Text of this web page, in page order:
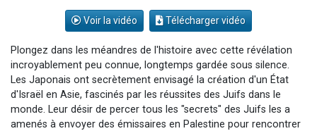
Voir la vidéo Télécharger vidéo
Plongez dans les méandres de l'histoire avec cette révélation
incroyablement peu connue, longtemps gardée sous silence.
Les Japonais ont secrètement envisagé la création d'un État
d'Israël en Asie, fascinés par les réussites des Juifs dans le
monde. Leur désir de percer tous les "secrets" des Juifs les a
amenés à envoyer des émissaires en Palestine pour rencontrer